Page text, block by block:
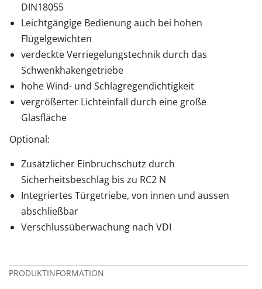
DIN18055
Leichtgängige Bedienung auch bei hohen
Flügelgewichten
verdeckte Verriegelungstechnik durch das
Schwenkhakengetriebe
hohe Wind- und Schlagregendichtigkeit
vergrößerter Lichteinfall durch eine große
Glasfläche
Optional:
Zusätzlicher Einbruchschutz durch
Sicherheitsbeschlag bis zu RC2 N
Integriertes Türgetriebe, von innen und aussen
abschließbar
Verschlussüberwachung nach VDI
PRODUKTINFORMATION